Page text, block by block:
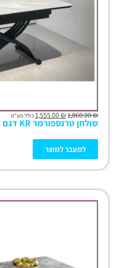
₪
1,860.00
₪ כולל מע"מ
שולחן טרנספורמר KR דגם N-7
למעבר למוצר